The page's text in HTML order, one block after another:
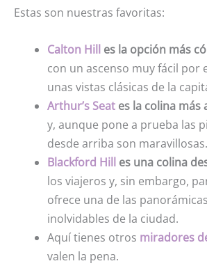
Estas son nuestras favoritas:
Calton Hill es la opción más
con un ascenso muy fácil por
unas vistas clásicas de la
Arthur’s Seat es la colina más
y, aunque pone a prueba las
desde arriba son maravillosas.
Blackford Hill es una colina
los viajeros y, sin embargo,
ofrece una de las
inolvidables de la ciudad.
Aquí tienes otros miradores
valen la pena.